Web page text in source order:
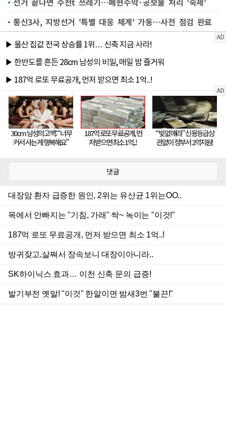
통신3사, 지방선거 '특별 대응 체계' 가동…사전 점검 완료
댓글